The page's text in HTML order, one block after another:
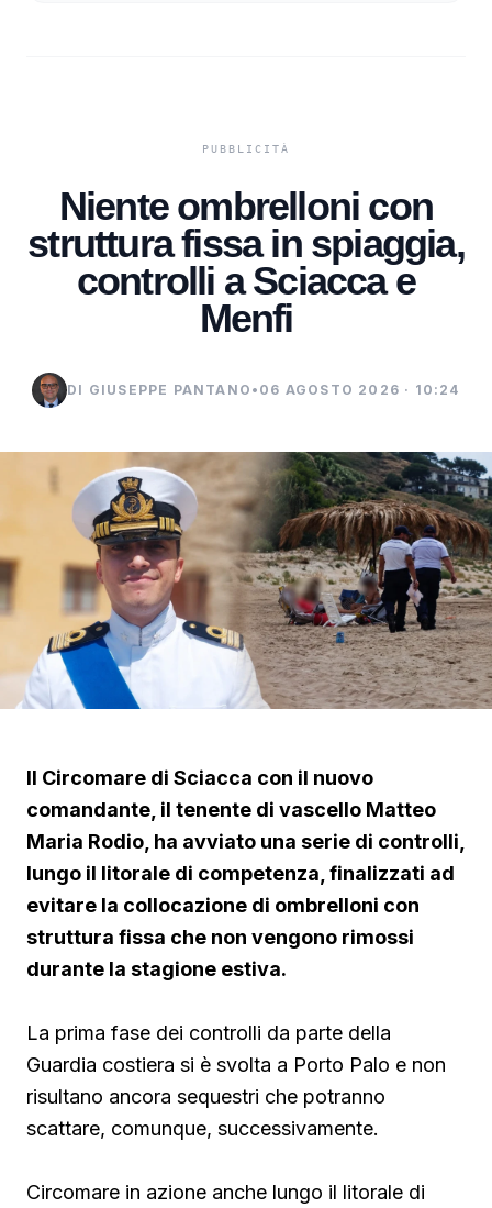
Niente ombrelloni con
struttura fissa in spiaggia,
controlli a Sciacca e
Menfi
DI GIUSEPPE PANTANO • 06 AGOSTO 2026 · 10:24
Il Circomare di Sciacca con il nuovo
comandante, il tenente di vascello Matteo
Maria Rodio, ha avviato una serie di controlli,
lungo il litorale di competenza, finalizzati ad
evitare la collocazione di ombrelloni con
struttura fissa che non vengono rimossi
durante la stagione estiva.
La prima fase dei controlli da parte della
Guardia costiera si è svolta a Porto Palo e non
risultano ancora sequestri che potranno
scattare, comunque, successivamente.
Circomare in azione anche lungo il litorale di